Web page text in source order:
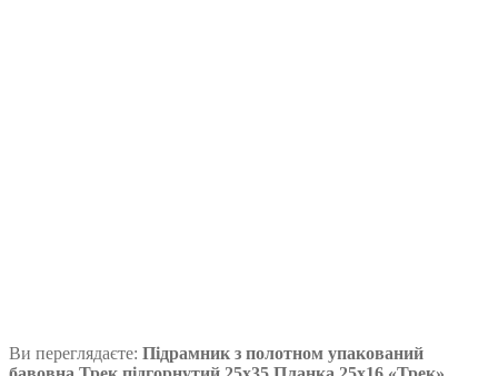
Ви переглядаєте: Підрамник з полотном упакований